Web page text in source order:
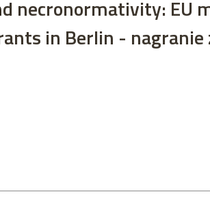
necronormativity: EU
in Berlin -